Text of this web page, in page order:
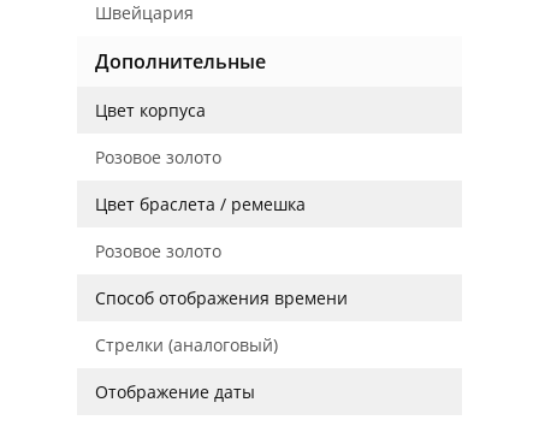
Швейцария
Дополнительные
Цвет корпуса
Розовое золото
Цвет браслета / ремешка
Розовое золото
Способ отображения времени
Стрелки (аналоговый)
Отображение даты